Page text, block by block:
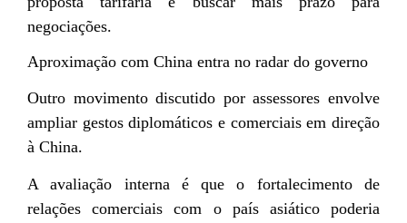
negociações.
Aproximação com China entra no radar do governo
Outro movimento discutido por assessores envolve
ampliar gestos diplomáticos e comerciais em direção
à China.
A avaliação interna é que o fortalecimento de
relações comerciais com o país asiático poderia